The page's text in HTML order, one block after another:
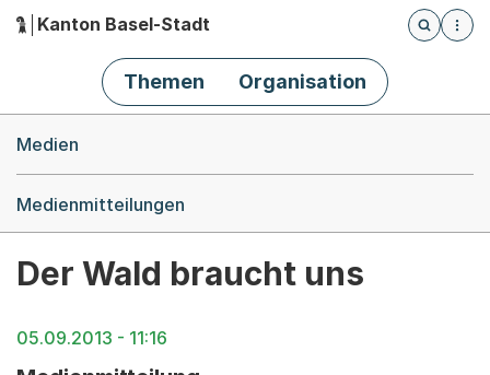
Hauptnavigation
Kanton Basel-Stadt
Öffnet
Themen Organisation
Medien
Medienmitteilungen
Der Wald braucht uns
05.09.2013 - 11:16